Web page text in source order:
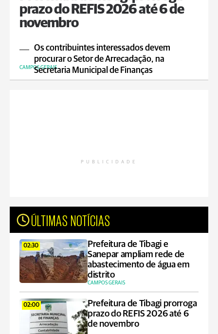
prazo do REFIS 2026 até 6 de
novembro
Os contribuintes interessados devem
procurar o Setor de Arrecadação, na
Secretaria Municipal de Finanças
CAMPOS GERAIS
PUBLICIDADE
ÚLTIMAS NOTÍCIAS
02:30
Prefeitura de Tibagi e
Sanepar ampliam rede de
abastecimento de água em
distrito
CAMPOS GERAIS
02:00
Prefeitura de Tibagi prorroga
prazo do REFIS 2026 até 6
de novembro